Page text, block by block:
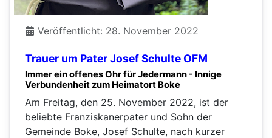
Trauer um Pater Josef Schulte OFM
Veröffentlicht: 28. November 2022
Immer ein offenes Ohr für Jedermann - Innige
Verbundenheit zum Heimatort Boke
Am Freitag, den 25. November 2022, ist der
beliebte Franziskanerpater und Sohn der
Gemeinde Boke, Josef Schulte, nach kurzer